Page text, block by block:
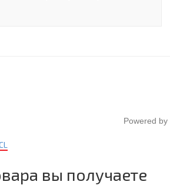
Powered by
вы получаете